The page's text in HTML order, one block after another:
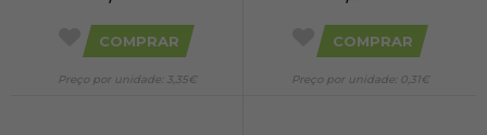
COMPRAR
Preço por unidade: 3,35€
COMPRAR
Preço por unidade: 0,31€